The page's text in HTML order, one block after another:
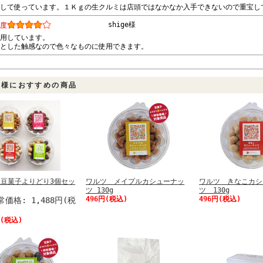
て使っています。１Ｋｇの生クルミは店頭ではなかなか入手できないので重宝
shige様
しています。
した触感なので色々なものに使用できます。
におすすめの商品
菓子よりどり3個セッ
価格: 1,488円(税
税込)
ワルツ メイプルカシューナッ
ツ 130g
496円(税込)
ワルツ きなこカシ
ツ 130g
496円(税込)